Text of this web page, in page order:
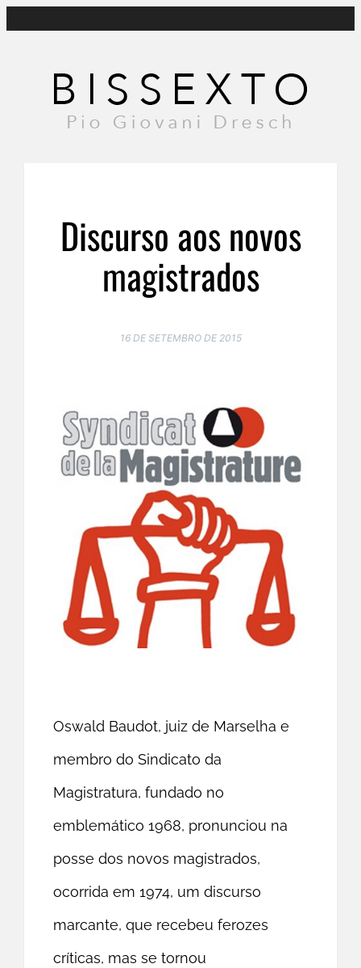
conteúdo
Discurso aos novos
magistrados
16 DE SETEMBRO DE 2015
Oswald Baudot, juiz de Marselha e
membro do Sindicato da
Magistratura, fundado no
emblemático 1968, pronunciou na
posse dos novos magistrados,
ocorrida em 1974, um discurso
marcante, que recebeu ferozes
críticas, mas se tornou